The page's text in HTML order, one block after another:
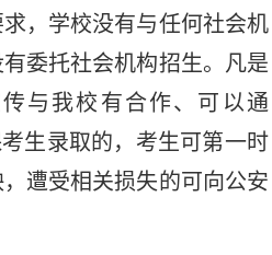
， 学校没有与任何社会机
委托社会机构招生。凡是
与我校有合作、可以通
生录取的，考生可第一时
遭受相关损失的可向公安